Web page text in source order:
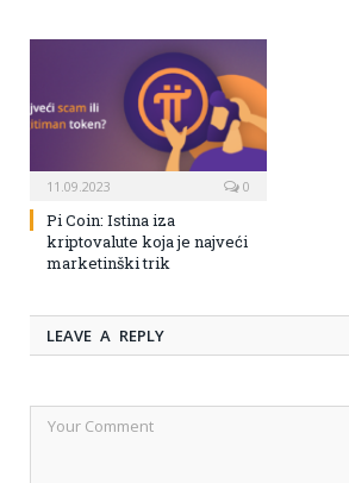
11.09.2023 0
Pi Coin: Istina iza
kriptovalute koja je najveći
marketinški trik
LEAVE A REPLY